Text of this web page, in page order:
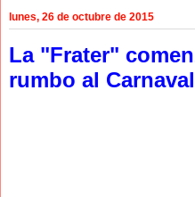
lunes, 26 de octubre de 2015
La "Frater"
rumbo al